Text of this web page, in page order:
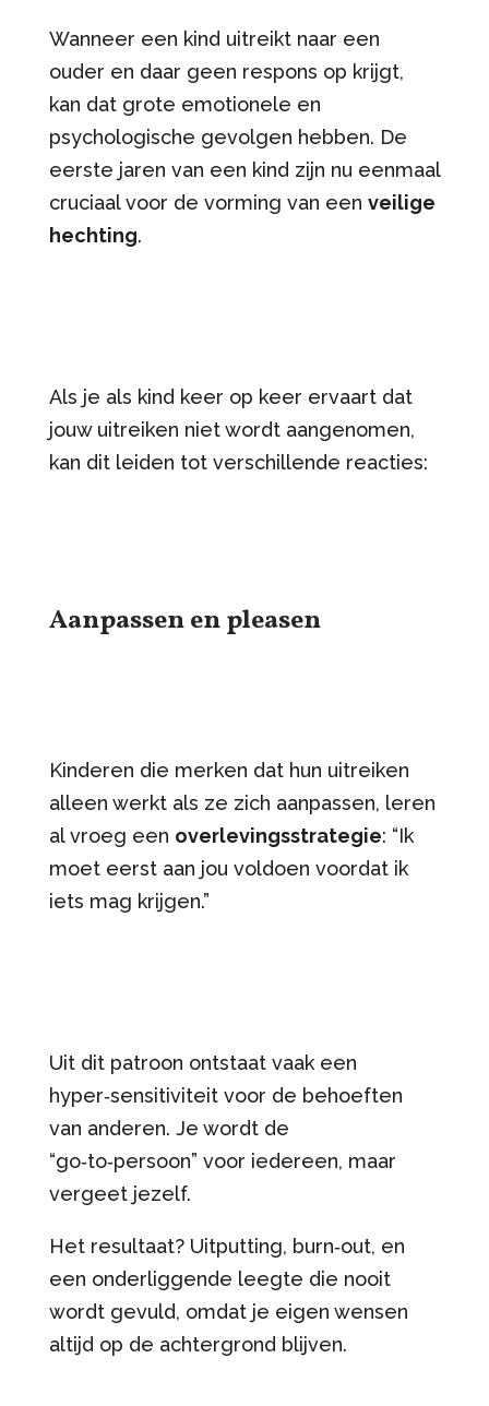
Wanneer een kind uitreikt naar een
ouder en daar geen respons op krijgt,
kan dat grote emotionele en
psychologische gevolgen hebben. De
eerste jaren van een kind zijn nu eenmaal
cruciaal voor de vorming van een veilige
hechting.
Als je als kind keer op keer ervaart dat
jouw uitreiken niet wordt aangenomen,
kan dit leiden tot verschillende reacties:
Aanpassen en pleasen
Kinderen die merken dat hun uitreiken
alleen werkt als ze zich aanpassen, leren
al vroeg een overlevingsstrategie: “Ik
moet eerst aan jou voldoen voordat ik
iets mag krijgen.”
Uit dit patroon ontstaat vaak een
hyper‑sensitiviteit voor de behoeften
van anderen. Je wordt de
“go‑to‑persoon” voor iedereen, maar
vergeet jezelf.
Het resultaat? Uitputting, burn‑out, en
een onderliggende leegte die nooit
wordt gevuld, omdat je eigen wensen
altijd op de achtergrond blijven.